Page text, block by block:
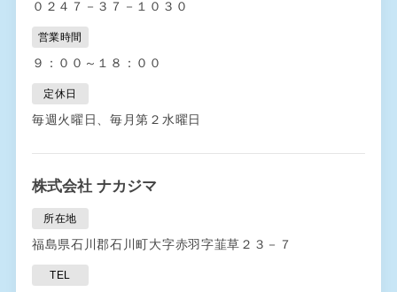
０２４７－３７－１０３０
営業時間
９：００～１８：００
定休日
毎週火曜日、毎月第２水曜日
株式会社 ナカジマ
所在地
福島県石川郡石川町大字赤羽字韮草２３－７
TEL